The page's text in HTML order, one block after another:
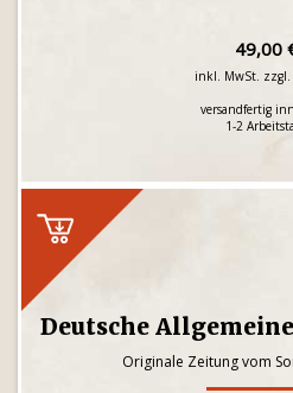
49,00
inkl. MwSt. zzgl.
versandfertig
1-2
Deutsche
Originale Zeitung vom